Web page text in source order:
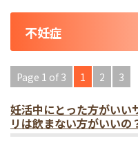
不妊症
Page 1 of 3 1 2 3
妊活中にとった方がい
リは飲まない方がいい